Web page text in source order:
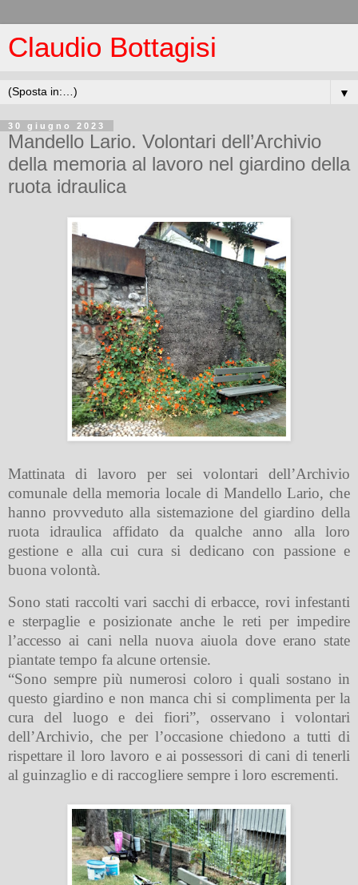
Claudio Bottagisi
▼
30 giugno 2023
Mandello Lario. Volontari dell’Archivio
della memoria al lavoro nel giardino della
ruota idraulica
Mattinata di lavoro per sei volontari dell’Archivio
comunale della memoria locale di Mandello Lario, che
hanno provveduto alla sistemazione del giardino della
ruota idraulica affidato da qualche anno alla loro
gestione e alla cui cura si dedicano con passione e
buona volontà.
Sono stati raccolti vari sacchi di erbacce, rovi infestanti
e sterpaglie e posizionate anche le reti per impedire
l’accesso ai cani nella nuova aiuola dove erano state
piantate tempo fa alcune ortensie.
“Sono sempre più numerosi coloro i quali sostano in
questo giardino e non manca chi si complimenta per la
cura del luogo e dei fiori”, osservano i volontari
dell’Archivio, che per l’occasione chiedono a tutti di
rispettare il loro lavoro e ai possessori di cani di tenerli
al guinzaglio e di raccogliere sempre i loro escrementi.